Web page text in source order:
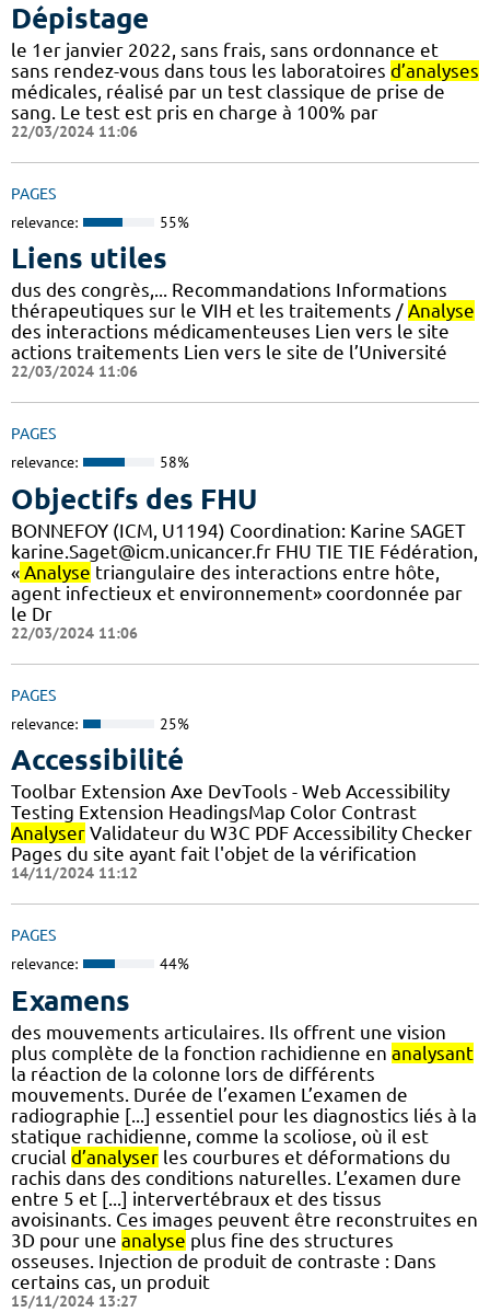
Dépistage
le 1er janvier 2022, sans frais, sans ordonnance et
sans rendez-vous dans tous les laboratoires d’analyses
médicales, réalisé par un test classique de prise de
sang. Le test est pris en charge à 100% par
22/03/2024 11:06
PAGES
relevance: 55%
Liens utiles
dus des congrès,... Recommandations Informations
thérapeutiques sur le VIH et les traitements / Analyse
des interactions médicamenteuses Lien vers le site
actions traitements Lien vers le site de l’Université
22/03/2024 11:06
PAGES
relevance: 58%
Objectifs des FHU
BONNEFOY (ICM, U1194) Coordination: Karine SAGET
karine.Saget@icm.unicancer.fr FHU TIE TIE Fédération,
« Analyse triangulaire des interactions entre hôte,
agent infectieux et environnement» coordonnée par
le Dr
22/03/2024 11:06
PAGES
relevance: 25%
Accessibilité
Toolbar Extension Axe DevTools - Web Accessibility
Testing Extension HeadingsMap Color Contrast
Analyser Validateur du W3C PDF Accessibility Checker
Pages du site ayant fait l'objet de la vérification
14/11/2024 11:12
PAGES
relevance: 44%
Examens
des mouvements articulaires. Ils offrent une vision
plus complète de la fonction rachidienne en analysant
la réaction de la colonne lors de différents
mouvements. Durée de l’examen L’examen de
radiographie [...] essentiel pour les diagnostics liés à la
statique rachidienne, comme la scoliose, où il est
crucial d’analyser les courbures et déformations du
rachis dans des conditions naturelles. L’examen dure
entre 5 et [...] intervertébraux et des tissus
avoisinants. Ces images peuvent être reconstruites en
3D pour une analyse plus fine des structures
osseuses. Injection de produit de contraste : Dans
certains cas, un produit
15/11/2024 13:27